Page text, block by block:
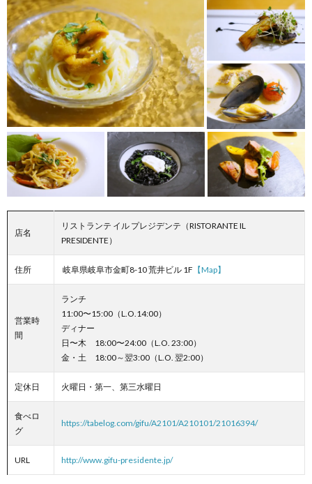
店名
リストランテ イル プレジデンテ（RISTORANTE IL
PRESIDENTE）
住所 岐阜県岐阜市金町8-10 荒井ビル 1F 【Map】
営業時
間
ランチ
11:00〜15:00（L.O.14:00）
ディナー
日〜木 18:00〜24:00（L.O. 23:00）
金・土 18:00～翌3:00（L.O. 翌2:00）
定休日 火曜日・第一、第三水曜日
食べロ
グ
https://tabelog.com/gifu/A2101/A210101/21016394/
URL http://www.gifu-presidente.jp/